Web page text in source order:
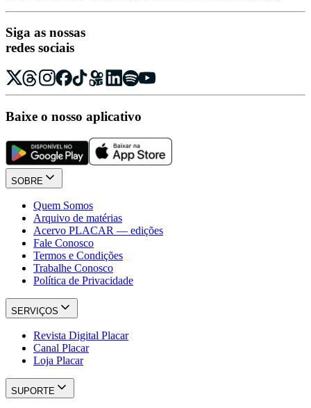
Siga as nossas
redes sociais
Baixe o nosso aplicativo
SOBRE
Quem Somos
Arquivo de matérias
Acervo PLACAR — edições
Fale Conosco
Termos e Condições
Trabalhe Conosco
Política de Privacidade
SERVIÇOS
Revista Digital Placar
Canal Placar
Loja Placar
SUPORTE